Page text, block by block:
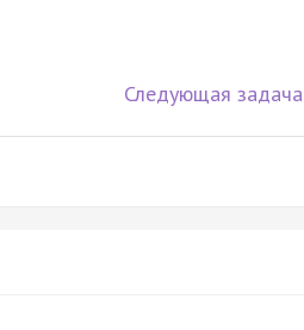
Следующая задача